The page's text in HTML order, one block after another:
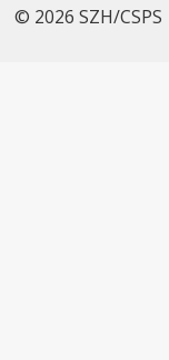
© 2026 SZH/CSPS